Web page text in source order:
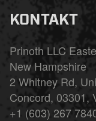
KONTAKT
Prinoth LLC
New Hampshire
2 Whitney Rd,
Concord, 03301,
+1 (603) 267